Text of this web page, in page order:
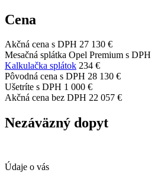
Cena
Akčná cena s DPH 27 130 €
Mesačná splátka Opel Premium s DPH
Kalkulačka splátok 234 €
Pôvodná cena s DPH 28 130 €
Ušetríte s DPH 1 000 €
Akčná cena bez DPH 22 057 €
Nezáväzný dopyt
Údaje o vás